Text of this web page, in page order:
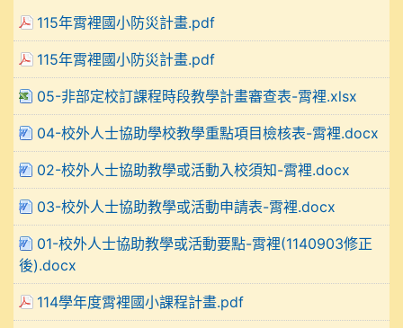
115年霄裡國小防災計畫.pdf
115年霄裡國小防災計畫.pdf
05-非部定校訂課程時段教學計畫審查表-霄裡.xlsx
04-校外人士協助學校教學重點項目檢核表-霄裡.docx
02-校外人士協助教學或活動入校須知-霄裡.docx
03-校外人士協助教學或活動申請表-霄裡.docx
01-校外人士協助教學或活動要點-霄裡(1140903修正
後).docx
114學年度霄裡國小課程計畫.pdf